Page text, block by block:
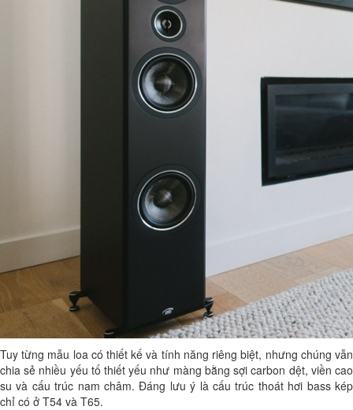
Tuy từng mẫu loa có thiết kế và tính năng riêng biệt, nhưng chúng vẫn
chia sẻ nhiều yếu tố thiết yếu như màng bằng sợi carbon dệt, viền cao
su và cấu trúc nam châm. Đáng lưu ý là cấu trúc thoát hơi bass kép
chỉ có ở T54 và T65.